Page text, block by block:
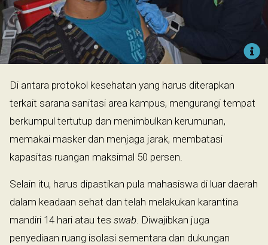
Di antara protokol kesehatan yang harus diterapkan
terkait sarana sanitasi area kampus, mengurangi tempat
berkumpul tertutup dan menimbulkan kerumunan,
memakai masker dan menjaga jarak, membatasi
kapasitas ruangan maksimal 50 persen.
Selain itu, harus dipastikan pula mahasiswa di luar daerah
dalam keadaan sehat dan telah melakukan karantina
mandiri 14 hari atau tes swab. Diwajibkan juga
penyediaan ruang isolasi sementara dan dukungan